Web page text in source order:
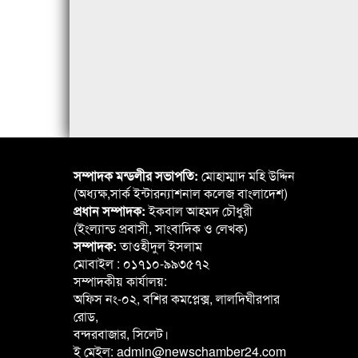
সম্পাদক মন্ডলীর সভাপতি: মোহাম্মাদ মহি উদ্দিন
(অধ্যক্ষ,সার্ক ইন্টারন্যাশনাল কলেজ বাংলাদেশ)
প্রধান সম্পাদক:ইকবাল আহমদ চৌধুরী
(ইংল্যান্ড প্রবাসী, সাংবাদিক ও লেখক)
সম্পাদক:তাওহীদুল ইসলাম
মোবাইল : ০১৭১০-৯৯৩৫৭২
সম্পাদকীয় কার্যালয়:
অফিস নং-০২, বশির কমপ্লেক্স, লালদিঘীরপার
রোড,
বন্দরবাজার, সিলেট।
ই মেইল: admin@newschamber24.com